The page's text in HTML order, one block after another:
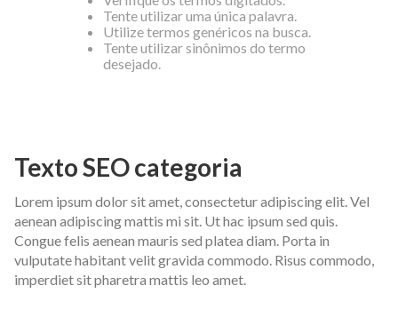
Tente utilizar uma única palavra.
Utilize termos genéricos na busca.
Tente utilizar sinônimos do termo
desejado.
Texto SEO categoria
Lorem ipsum dolor sit amet, consectetur adipiscing elit. Vel
aenean adipiscing mattis mi sit. Ut hac ipsum sed quis.
Congue felis aenean mauris sed platea diam. Porta in
vulputate habitant velit gravida commodo. Risus commodo,
imperdiet sit pharetra mattis leo amet.